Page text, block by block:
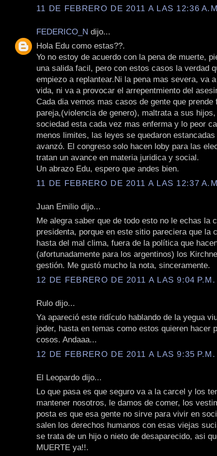
11 DE FEBRERO DE 2011 A LAS 12:36
FEDERICO_N dijo...
Hola Edu como estas??.
Yo no estoy de acuerdo con la pena de muerte,
una salida facil, pero con estos casos la verdad
empiezo a replantear.Ni la pena mas severa, va
vida, ni va a provocar el arrepentmiento del
Cada dia vemos mas casos de gente que prende
pareja,(violencia de genero), maltrata a sus
sociedad esta cada vez mas enferma y lo peor
menos limites, las leyes se quedaron
avanzó. El congreso solo hacen loby para las
tratan un avance en materia juridica y social.
Un abrazo Edu, espero que andes bien.
11 DE FEBRERO DE 2011 A LAS 12:37
Juan Emilio dijo...
Me alegra saber que de todo esto no le echas la
presidenta, porque en este sitio pareciera que la
hasta del mal clima, fuera de la política que
(afortunadamente para los argentinos) los
gestión. Me gustó mucho la nota, sinceramente.
12 DE FEBRERO DE 2011 A LAS 9:04 P.M.
Rulo dijo...
Ya apareció este ridículo hablando de la yegua
joder, hasta en temas como estos quieren hacer
cosos. Andaaa...
12 DE FEBRERO DE 2011 A LAS 9:35 P.M.
El Leopardo dijo...
Lo que pasa es que seguro va a la carcel y los
mantener nosotros, le damos de comer, los
posta es que esa gente no sirve para vivir en
salen los derechos humanos con esas viejas
se trata de un hijo o nieto de desaparecido, asi
MUERTE ya!!.